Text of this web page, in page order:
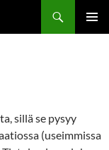
sillä se pysyy
(useimmissa